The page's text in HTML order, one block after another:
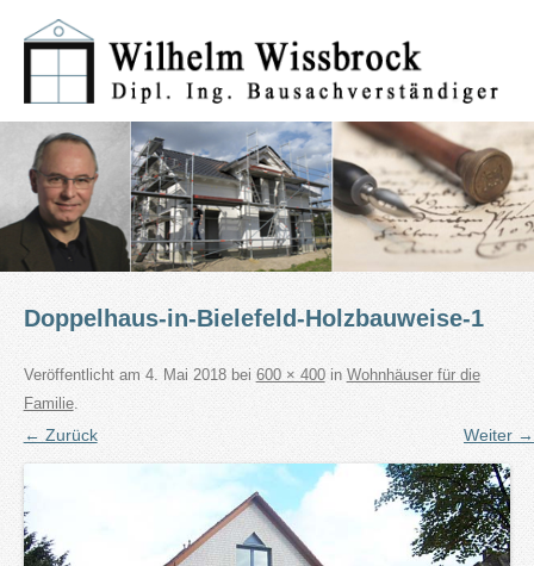
Doppelhaus-in-Bielefeld-Holzbauweise-1
Veröffentlicht am 4. Mai 2018bei 600 × 400in Wohnhäuser für die
Familie.
← Zurück Weiter →